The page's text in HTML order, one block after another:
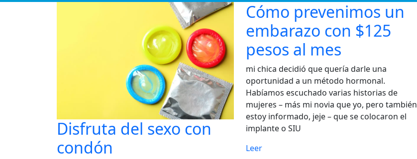
Disfruta del sexo con
condón
Cómo prevenimos un
embarazo con $125
pesos al mes
mi chica decidió que quería darle una
oportunidad a un método hormonal.
Habíamos escuchado varias historias de
mujeres – más mi novia que yo, pero también
estoy informado, jeje – que se colocaron el
implante o SIU
Leer